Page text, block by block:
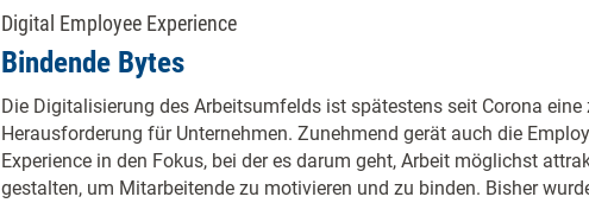
Digital Employee Experience
Bindende Bytes
Die Digitalisierung des Arbeitsumfelds ist spätestens seit Corona eine
Herausforderung für Unternehmen. Zunehmend gerät auch die
Experience in den Fokus, bei der es darum geht, Arbeit möglichst
gestalten, um Mitarbeitende zu motivieren und zu binden. Bisher